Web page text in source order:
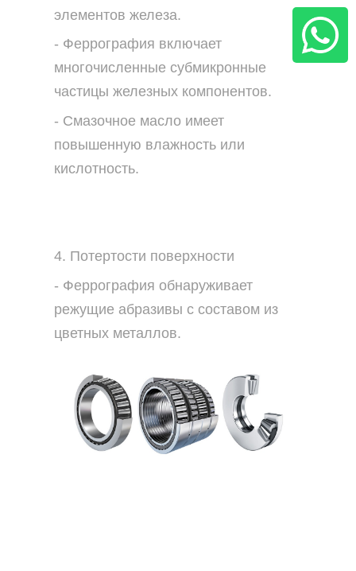
элементов железа.
- Феррография включает
многочисленные субмикронные
частицы железных компонентов.
- Смазочное масло имеет
повышенную влажность или
кислотность.
4. Потертости поверхности
- Феррография обнаруживает
режущие абразивы с составом из
цветных металлов.